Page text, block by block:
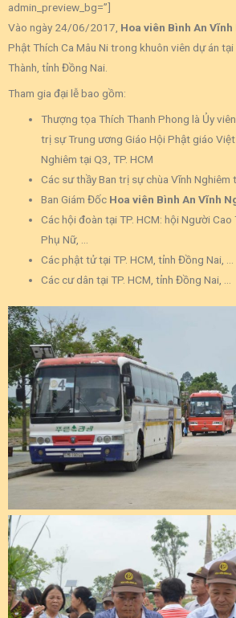
admin_preview_bg=”]
Vào ngày 24/06/2017, Hoa viên Bình An
Phật Thích Ca Mâu Ni trong khuôn viên dự án tại
Thành, tỉnh Đồng Nai.
Tham gia đại lễ bao gồm:
Thượng tọa Thích Thanh Phong là Ủy
trị sự Trung ương Giáo Hội Phật giáo
Nghiêm tại Q3, TP. HCM
Các sư thầy Ban trị sự chùa Vĩnh Nghiêm
Ban Giám Đốc Hoa viên Bình An Vĩnh
Các hội đoàn tại TP. HCM: hội Người Cao
Phụ Nữ, …
Các phật tử tại TP. HCM, tỉnh Đồng Nai, …
Các cư dân tại TP. HCM, tỉnh Đồng Nai, …